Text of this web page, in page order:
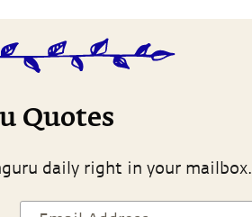
Quotes
daily right in your mailbox.